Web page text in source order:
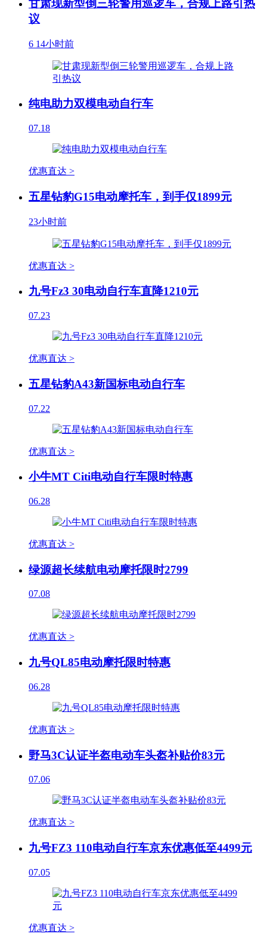
甘肃现新型倒三轮警用巡逻车，合规上路引热
议
6 14小时前
纯电助力双模电动自行车
07.18
优惠直达 >
五星钻豹G15电动摩托车，到手仅1899元
23小时前
优惠直达 >
九号Fz3 30电动自行车直降1210元
07.23
优惠直达 >
五星钻豹A43新国标电动自行车
07.22
优惠直达 >
小牛MT Citi电动自行车限时特惠
06.28
优惠直达 >
绿源超长续航电动摩托限时2799
07.08
优惠直达 >
九号QL85电动摩托限时特惠
06.28
优惠直达 >
野马3C认证半盔电动车头盔补贴价83元
07.06
优惠直达 >
九号FZ3 110电动自行车京东优惠低至4499元
07.05
优惠直达 >